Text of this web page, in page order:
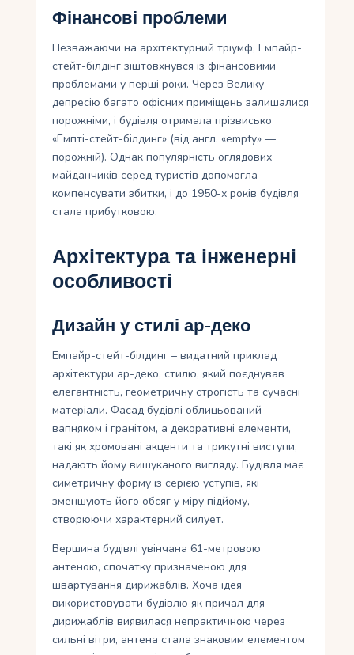
Фінансові проблеми
Незважаючи на архітектурний тріумф, Емпайр-
стейт-білдінг зіштовхнувся із фінансовими
проблемами у перші роки. Через Велику
депресію багато офісних приміщень залишалися
порожніми, і будівля отримала прізвисько
«Емпті-стейт-білдинг» (від англ. «empty» —
порожній). Однак популярність оглядових
майданчиків серед туристів допомогла
компенсувати збитки, і до 1950-х років будівля
стала прибутковою.
Архітектура та інженерні
особливості
Дизайн у стилі ар-деко
Емпайр-стейт-білдинг – видатний приклад
архітектури ар-деко, стилю, який поєднував
елегантність, геометричну строгість та сучасні
матеріали. Фасад будівлі облицьований
вапняком і гранітом, а декоративні елементи,
такі як хромовані акценти та трикутні виступи,
надають йому вишуканого вигляду. Будівля має
симетричну форму із серією уступів, які
зменшують його обсяг у міру підйому,
створюючи характерний силует.
Вершина будівлі увінчана 61-метровою
антеною, спочатку призначеною для
швартування дирижаблів. Хоча ідея
використовувати будівлю як причал для
дирижаблів виявилася непрактичною через
сильні вітри, антена стала знаковим елементом